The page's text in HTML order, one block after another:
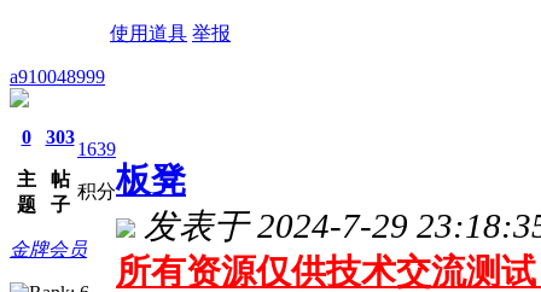
使用道具 举报
a910048999
0
主
题
303
帖
子
1639
积分
金牌会员
板凳
发表于 2024-7-29
所有资源仅供技术交流测